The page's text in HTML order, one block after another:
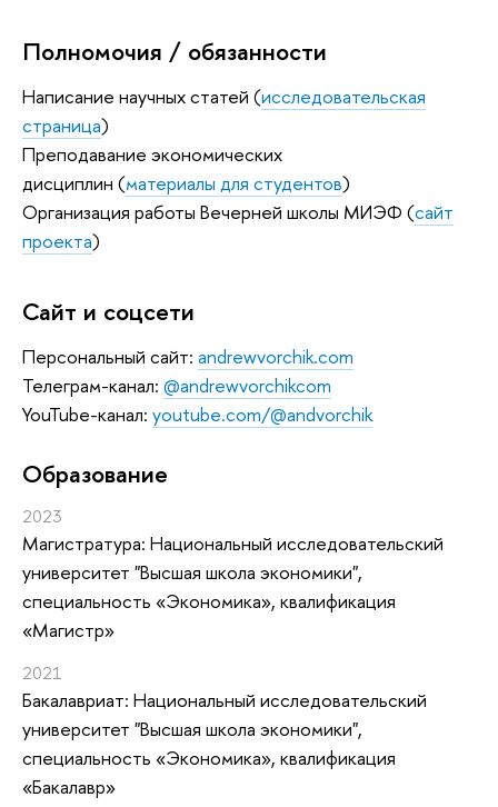
Полномочия / обязанности
Написание научных статей (исследовательская
страница)
Преподавание экономических
дисциплин (материалы для студентов)
Организация работы Вечерней школы МИЭФ (сайт
проекта)
Сайт и соцсети
Персональный сайт: andrewvorchik.com
Телеграм-канал: @andrewvorchikcom
YouTube-канал: youtube.com/@andvorchik
Oбразование
2023
Магистратура: Национальный исследовательский
университет "Высшая школа экономики",
специальность «Экономика», квалификация
«Магистр»
2021
Бакалавриат: Национальный исследовательский
университет "Высшая школа экономики",
специальность «Экономика», квалификация
«Бакалавр»